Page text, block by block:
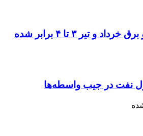
*چرا قبض آب و برق خرداد و تیر ۳ تا ۴ برابر شده
پول نفت در جیب واسطه‌ها